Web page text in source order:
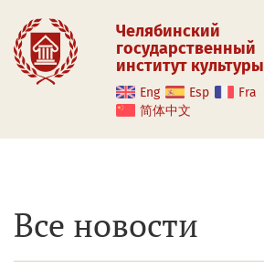
Челябинский
государственный
институт культуры
Eng Esp
Fra
简体中文
Все новости